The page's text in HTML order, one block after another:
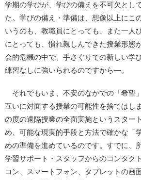
学期の学びが、学びの備えを不可欠とし
た。学びの備え・準備は、想像以上にこ
いうのも、教職員にとっても、また一人
にとっても、慣れ親しんできた授業形態
会的危機の中で、手さぐりでの新しい学
練習なしに強いられるのですから―。
それでもいま、不安のなかでの「希望
互いに対面する授業の可能性を捨てはし
の度の遠隔授業の全面実施というスター
め、可能な現実的手段と方法で確かな「
めの準備を進めているのです。すでに、
学習サポート・スタッフからのコンタク
コン、スマートフォン、タブレットの画